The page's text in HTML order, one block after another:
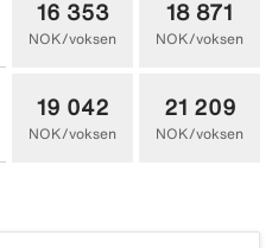
16 353
NOK/voksen
18 871
NOK/voksen
19 042
NOK/voksen
21 209
NOK/voksen